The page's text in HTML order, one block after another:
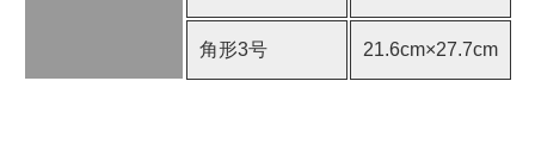
角形3号 21.6cm×27.7cm